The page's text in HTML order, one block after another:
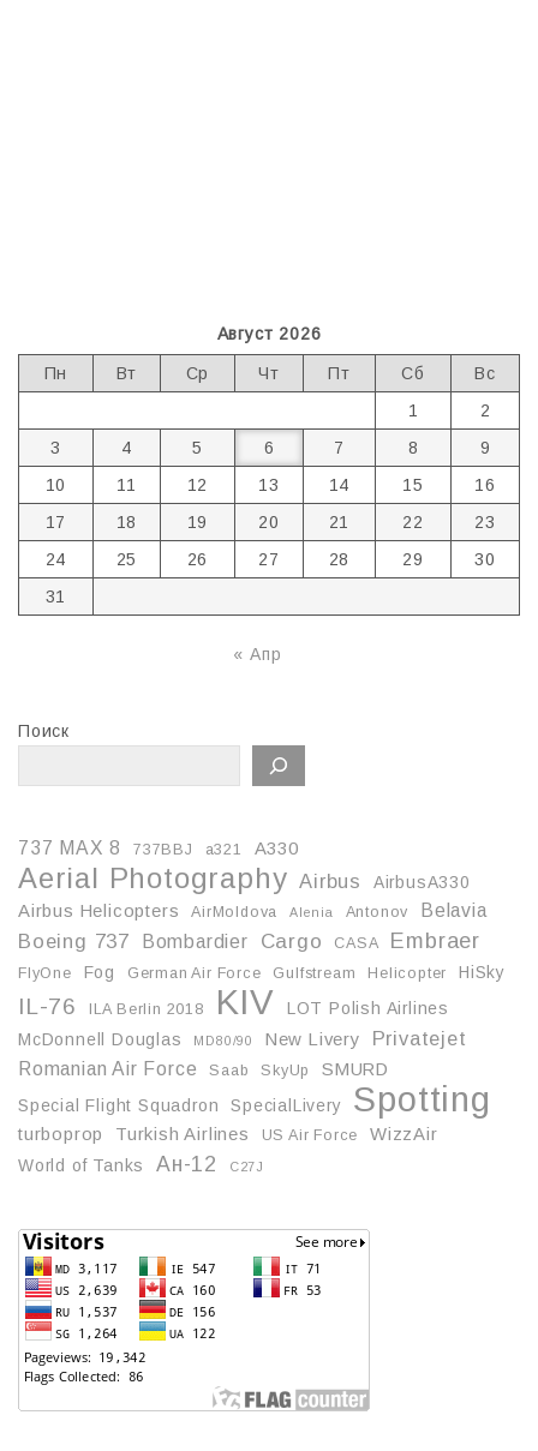
Август 2026
Пн Вт Ср Чт Пт Сб
Вс
1
2
3
4 5 6 7 8
9
10
11 12 13 14 15
16
17
18 19 20 21 22
23
24
25 26 27 28 29
30
31
« Апр
Поиск
737 MAX 8 737BBJ a321 A330
Aerial Photography Airbus
AirbusA330
Airbus Helicopters
AirMoldova Alenia Antonov Belavia
Boeing 737 Bombardier Cargo CASA Embraer
FlyOne Fog German Air Force Gulfstream Helicopter HiSky
IL-76 ILA Berlin 2018 KIV
LOT Polish Airlines
McDonnell Douglas
MD80/90 New Livery Privatejet
Romanian Air Force Saab SkyUp
SMURD
Special Flight Squadron
SpecialLivery Spotting
turboprop Turkish Airlines US Air Force
WizzAir
World of Tanks
Ан-12 С27J